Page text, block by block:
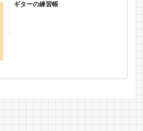
ギターの練習帳